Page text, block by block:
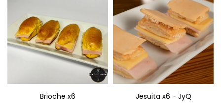
Brioche x6
Relleno: jamón y queso
Brioche x6
Jesuita x6
Relleno: jamón y queso
Jesuita x6 - JyQ